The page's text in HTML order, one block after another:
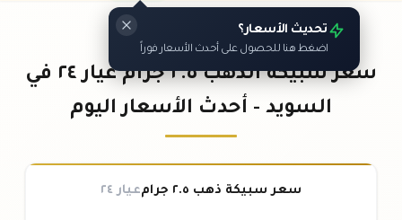
تحديث الأسعار؟
اضغط هنا للحصول على أحدث الأسعار فوراً
سعر سبيكة الذهب ٢.٥ جرام عيار ٢٤ في
السويد - أحدث الأسعار اليوم
سعر سبيكة ذهب ٢.٥ جرام عيار ٢٤